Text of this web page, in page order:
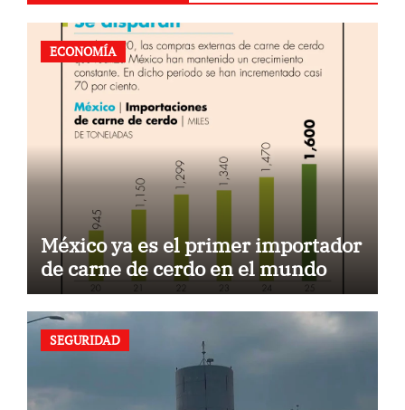
ECONOMÍA
México ya es el primer importador
de carne de cerdo en el mundo
SEGURIDAD